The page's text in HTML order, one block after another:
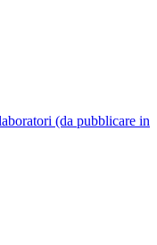
(da pubblicare in